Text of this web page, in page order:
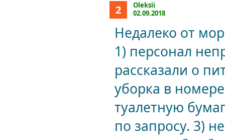
2
Oleksii
02.09.2018
Недалеко от
1) персонал
рассказали о
уборка в
туалетную
по запросу. 3)